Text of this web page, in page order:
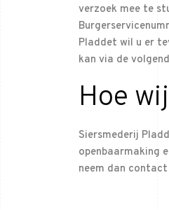
verzoek mee te
Pladdet wil u er
kan via de
Hoe
Siersmederij
openbaarmaking
neem dan